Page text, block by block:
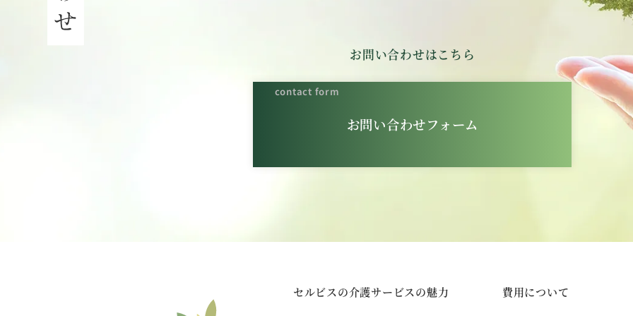
お問い合わせはこちら
contact form
お問い合わせフォーム
セルビスの介護サービスの魅力 費用について